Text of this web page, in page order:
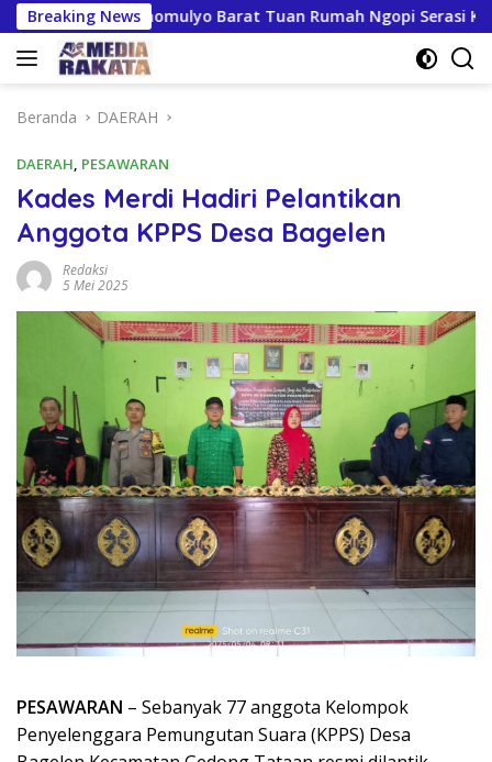
Langsung
ke
konten
Breaking News
Kresnomulyo Barat Tuan Rumah Ngopi Serasi Ke-29
Beranda DAERAH
DAERAH, PESAWARAN
Kades Merdi Hadiri Pelantikan
Anggota KPPS Desa Bagelen
Redaksi
5 Mei 2025
PESAWARAN – Sebanyak 77 anggota Kelompok
Penyelenggara Pemungutan Suara (KPPS) Desa